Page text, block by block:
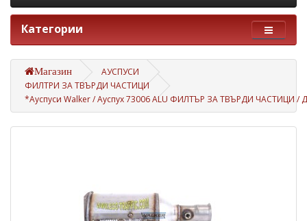
Категории
Магазин
АУСПУСИ
ФИЛТРИ ЗА ТВЪРДИ ЧАСТИЦИ
*Ауспуси Walker / Ауспух 73006 ALU ФИЛТЪР ЗА ТВЪРДИ ЧАСТИЦИ /